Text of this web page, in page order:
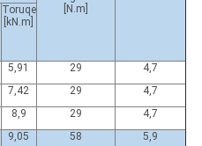
[N.m]
Toruqe
[kN.m]
5,91 29
4,7
7,42 29
4,7
8,9 29
4,7
9,05 58 5,9